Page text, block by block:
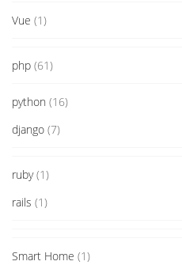
Vue (1)
php (61)
python (16)
django (7)
ruby(1)
rails (1)
Smart Home (1)